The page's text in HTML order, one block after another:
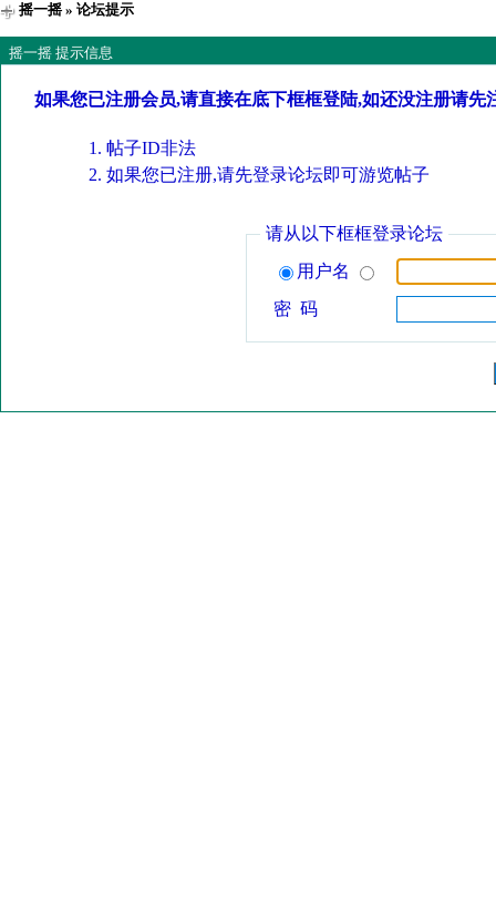
摇一摇» 论坛提示
摇一摇 提示信息
如果您已注册会员,请直接在底下框框登陆,如还没注册请先
帖子ID非法
如果您已注册,请先登录论坛即可游览帖子
请从以下框框登录论坛
用户名
密 码